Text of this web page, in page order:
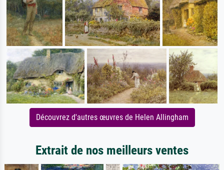
Découvrez d'autres œuvres de Helen Allingham
Extrait de nos meilleurs ventes